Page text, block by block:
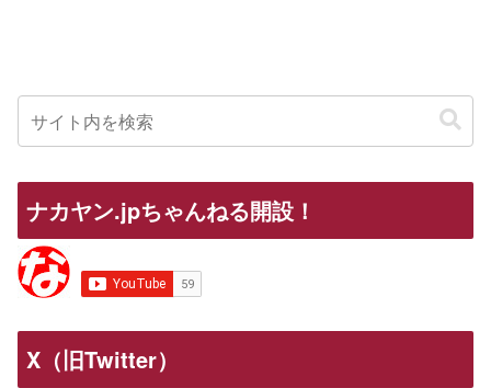
ナカヤン.jpちゃんねる開設！
X（旧Twitter）